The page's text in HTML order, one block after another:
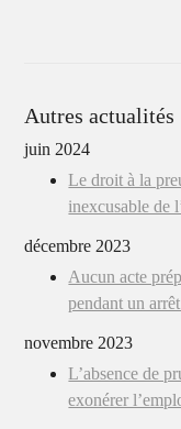
Autres actualités
juin 2024
Le droit à la
inexcusable de
décembre 2023
Aucun acte
pendant un
novembre 2023
L’absence de
exonérer